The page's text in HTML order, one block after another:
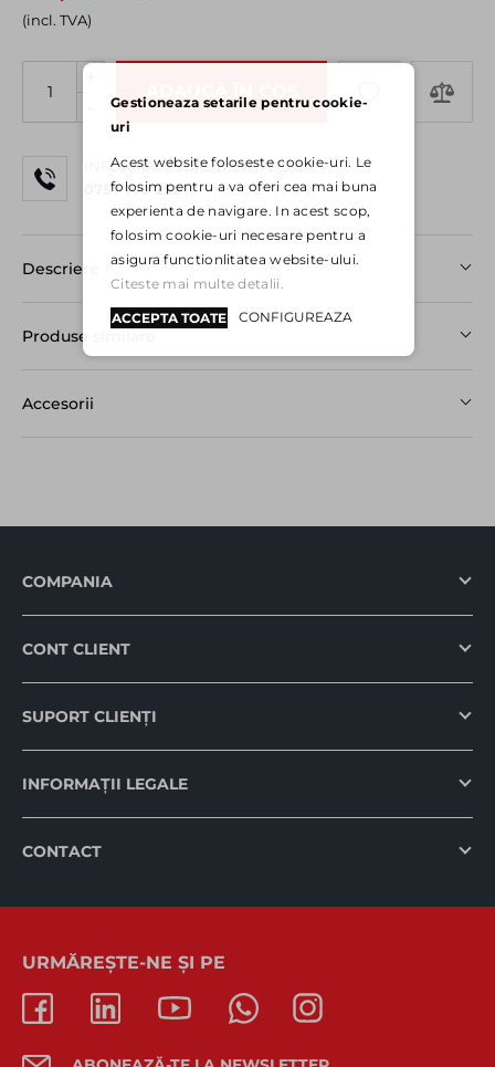
(incl. TVA)
ADAUGĂ ÎN COȘ
INFORMAȚII SUPLIMENTARE LA:
0757 100 252(L-V: 08:00 - 16:00)
Descriere
Produse similare
Accesorii
COMPANIA
CONT CLIENT
SUPORT CLIENȚI
INFORMAȚII LEGALE
CONTACT
URMĂREȘTE-NE ȘI PE
Gestioneaza setarile pentru cookie-
uri
Acest website foloseste cookie-uri. Le
folosim pentru a va oferi cea mai buna
experienta de navigare. In acest scop,
folosim cookie-uri necesare pentru a
asigura functionlitatea website-ului.
Citeste mai multe detalii.
ACCEPTA TOATE CONFIGUREAZA